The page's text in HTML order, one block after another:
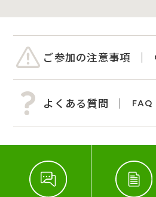
ご参加の注意事項
よくある質問 FAQ